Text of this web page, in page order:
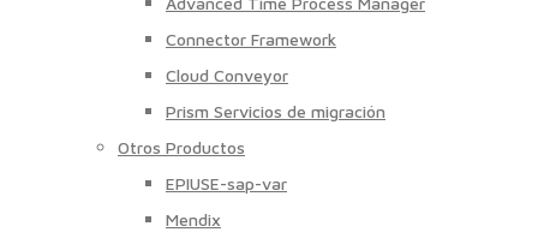
Connector Framework
Cloud Conveyor
Prism Servicios de migración
Otros Productos
EPIUSE-sap-var
Mendix